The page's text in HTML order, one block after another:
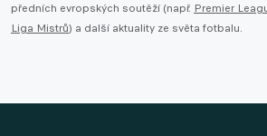
předních evropských soutěží (např. Premier
Liga Mistrů) a další aktuality ze světa fotbalu.